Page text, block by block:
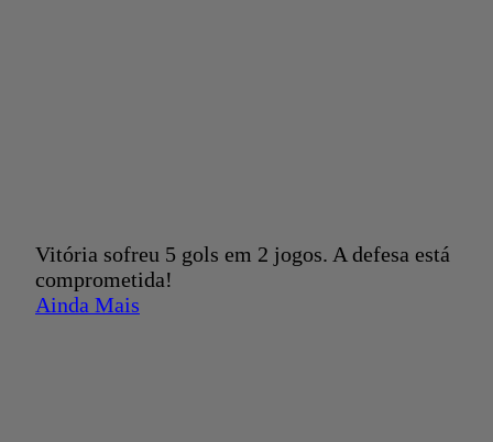
Vitória sofreu 5 gols em 2 jogos. A defesa está
comprometida!
Ainda Mais